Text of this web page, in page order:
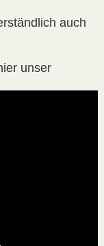
auch
unser